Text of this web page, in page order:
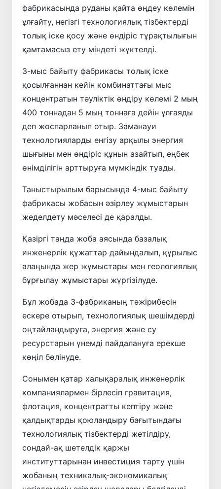
фабрикасында руданы қайта өңдеу көлемін
ұлғайту, негізгі технологиялық тізбектерді
толық іске қосу және өндіріс тұрақтылығын
қамтамасыз ету міндеті жүктелді.
3-мыс байыту фабрикасы толық іске
қосылғаннан кейін комбинаттағы мыс
концентратын тәуліктік өндіру көлемі 2 мың
400 тоннадан 5 мың тоннаға дейін ұлғаяды
деп жоспарланып отыр. Заманауи
технологияларды енгізу арқылы энергия
шығыны мен өндіріс құнын азайтып, еңбек
өнімділігін арттыруға мүмкіндік туады.
Таныстырылым барысында 4-мыс байыту
фабрикасы жобасын әзірлеу жұмыстарын
жеделдету мәселесі де қаралды.
Қазіргі таңда жоба аясында базалық
инженерлік құжаттар дайындалып, құрылыс
алаңында жер жұмыстары мен геологиялық
бұрғылау жұмыстары жүргізілуде.
Бұл жобада 3-фабриканың тәжірибесін
ескере отырып, технологиялық шешімдерді
оңтайландыруға, энергия және су
ресурстарын үнемді пайдалануға ерекше
көңіл бөлінуде.
Сонымен қатар халықаралық инженерлік
компаниялармен бірлесіп гравитация,
флотация, концентратты кептіру және
қалдықтарды қоюландыру бағытындағы
технологиялық тізбектерді жетілдіру,
сондай-ақ шетелдік қаржы
институттарынан инвестиция тарту үшін
жобаның техникалық-экономикалық